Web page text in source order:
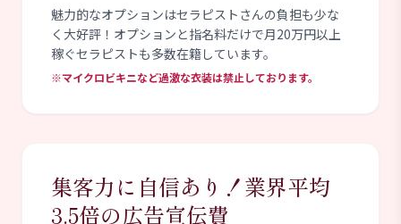
魅力的なオプションはセラピストさんの負担も少な
く大好評！オプションと指名料だけで月20万円以上
稼ぐセラピストも多数在籍しています。
※マイクロビキニなど過激な衣装は禁止しております。
集客力に自信あり！業界平均
3.5倍の広告宣伝費